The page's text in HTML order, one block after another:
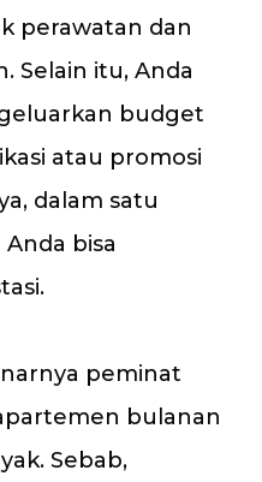
perawatan dan
Selain itu, Anda
budget
atau promosi
dalam satu
bisa
peminat
bulanan
Sebab,